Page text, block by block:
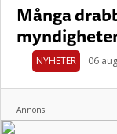
Många
NYHETER 06
Annons: